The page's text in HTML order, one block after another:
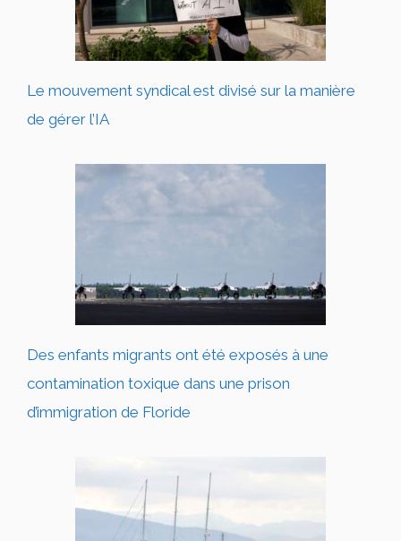
Le mouvement syndical est divisé sur la manière
de gérer l’IA
Des enfants migrants ont été exposés à une
contamination toxique dans une prison
d’immigration de Floride